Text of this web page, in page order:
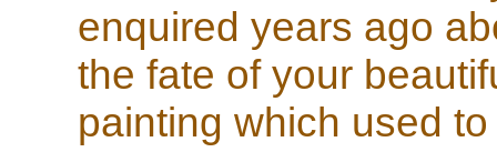
enquired years ago
the fate of your
painting which used to